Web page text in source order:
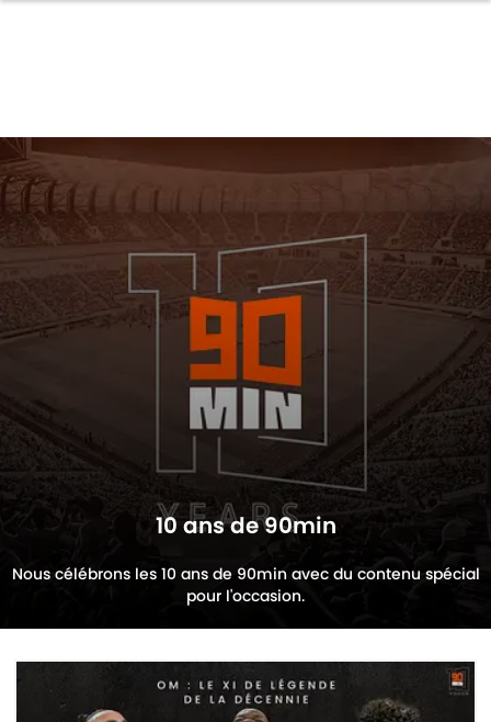
10 ans de 90min
Nous célébrons les 10 ans de 90min avec du contenu spécial
pour l'occasion.